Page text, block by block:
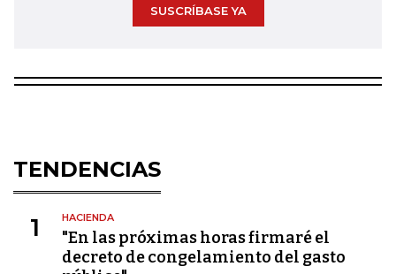
SUSCRÍBASE YA
TENDENCIAS
1 HACIENDA
"En las próximas horas firmaré el
decreto de congelamiento del gasto